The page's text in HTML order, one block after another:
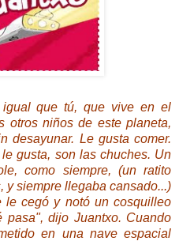
que tú, que vive en el
otros niños de este planeta,
desayunar. Le gusta comer.
gusta, son las chuches. Un
como siempre, (un ratito
y siempre llegaba cansado...)
le cegó y notó un cosquilleo
pasa", dijo Juantxo. Cuando
en una nave espacial